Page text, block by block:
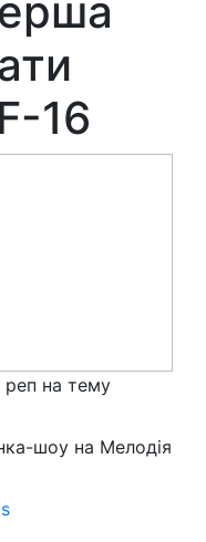
16
реп на тему
шоу на Мелодія